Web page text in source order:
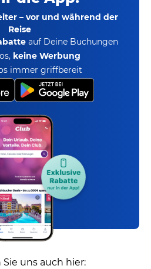
– vor und während der
Reise
auf Deine Buchungen
keine Werbung
immer griffbereit
Sie uns auch hier: